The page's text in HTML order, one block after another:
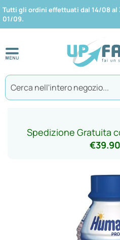
Tutti gli ordini effettuati dal 14/08 al
01/09.
Spedizione Gratuita
€39.90